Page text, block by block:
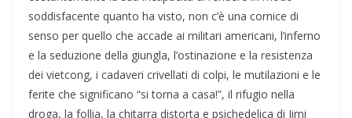
soddisfacente quanto ha visto, non c’è una cornice di
senso per quello che accade ai militari americani, l’inferno
e la seduzione della giungla, l’ostinazione e la resistenza
dei vietcong, i cadaveri crivellati di colpi, le mutilazioni e le
ferite che significano “si torna a casa!”, il rifugio nella
droga, la follia, la chitarra distorta e psichedelica di Jimi